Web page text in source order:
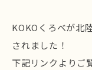
KOKOくろべが北
されました！
下記リンクよりご